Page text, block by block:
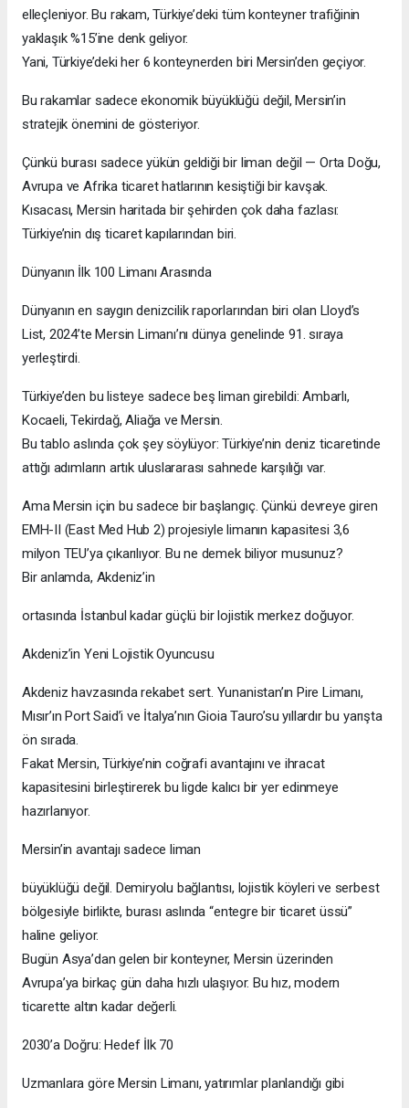
elleçleniyor. Bu rakam, Türkiye’deki tüm konteyner trafiğinin
yaklaşık %15’ine denk geliyor.
Yani, Türkiye’deki her 6 konteynerden biri Mersin’den geçiyor.
Bu rakamlar sadece ekonomik büyüklüğü değil, Mersin’in
stratejik önemini de gösteriyor.
Çünkü burası sadece yükün geldiği bir liman değil — Orta Doğu,
Avrupa ve Afrika ticaret hatlarının kesiştiği bir kavşak.
Kısacası, Mersin haritada bir şehirden çok daha fazlası:
Türkiye’nin dış ticaret kapılarından biri.
Dünyanın İlk 100 Limanı Arasında
Dünyanın en saygın denizcilik raporlarından biri olan Lloyd’s
List, 2024’te Mersin Limanı’nı dünya genelinde 91. sıraya
yerleştirdi.
Türkiye’den bu listeye sadece beş liman girebildi: Ambarlı,
Kocaeli, Tekirdağ, Aliağa ve Mersin.
Bu tablo aslında çok şey söylüyor: Türkiye’nin deniz ticaretinde
attığı adımların artık uluslararası sahnede karşılığı var.
Ama Mersin için bu sadece bir başlangıç. Çünkü devreye giren
EMH-II (East Med Hub 2) projesiyle limanın kapasitesi 3,6
milyon TEU’ya çıkarılıyor. Bu ne demek biliyor musunuz?
Bir anlamda, Akdeniz’in
ortasında İstanbul kadar güçlü bir lojistik merkez doğuyor.
Akdeniz’in Yeni Lojistik Oyuncusu
Akdeniz havzasında rekabet sert. Yunanistan’ın Pire Limanı,
Mısır’ın Port Said’i ve İtalya’nın Gioia Tauro’su yıllardır bu yarışta
ön sırada.
Fakat Mersin, Türkiye’nin coğrafi avantajını ve ihracat
kapasitesini birleştirerek bu ligde kalıcı bir yer edinmeye
hazırlanıyor.
Mersin’in avantajı sadece liman
büyüklüğü değil. Demiryolu bağlantısı, lojistik köyleri ve serbest
bölgesiyle birlikte, burası aslında “entegre bir ticaret üssü”
haline geliyor.
Bugün Asya’dan gelen bir konteyner, Mersin üzerinden
Avrupa’ya birkaç gün daha hızlı ulaşıyor. Bu hız, modern
ticarette altın kadar değerli.
2030’a Doğru: Hedef İlk 70
Uzmanlara göre Mersin Limanı, yatırımlar planlandığı gibi